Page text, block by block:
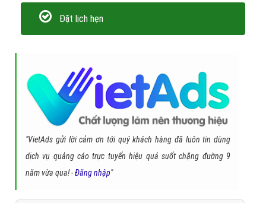
Đặt lịch hẹn
"VietAds gửi lời cảm ơn tới quý khách hàng đã luôn tin dùng
dịch vụ quảng cáo trực tuyến hiệu quả suốt chặng đường 9
năm vừa qua! -Đăng nhập"